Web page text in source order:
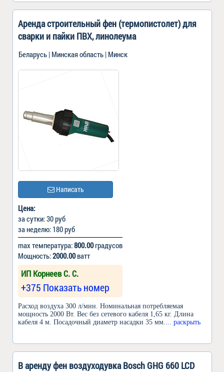
Аренда строительный фен (термопистолет) для
сварки и пайки ПВХ, линолеума
Беларусь | Минская область | Минск
Написать
Цена:
за сутки: 30 руб
за неделю: 180 руб
max температура:800.00градусов
Мощность:2000.00ватт
ИП Корнеев С. С.
+375 Показать номер
Расход воздуха 300 л/мин. Номинальная потребляемая
мощность 2000 Вт. Вес без сетевого кабеля 1,65 кг. Длина
кабеля 4 м. Посадочный диаметр насадки 35 мм.
... раскрыть
В аренду фен воздуходувка Bosch GHG 660 LCD